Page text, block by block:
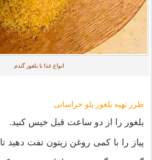
انواع غذا با بلغور گندم
طرز تهیه بلغور پلو خراسانی
بلغور را از دو ساعت قبل خیس کنید.
پیاز را با کمی روغن زیتون تفت